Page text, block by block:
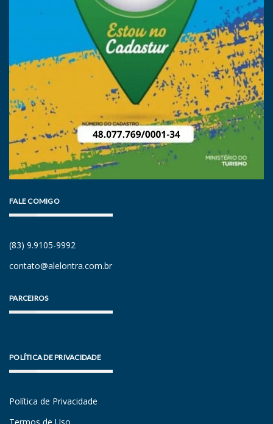
FALE COMIGO
(83) 9.9105-9992
contato@alelontra.com.br
PARCEIROS
POLÍTICA DE PRIVACIDADE
Política de Privacidade
Termos de Uso